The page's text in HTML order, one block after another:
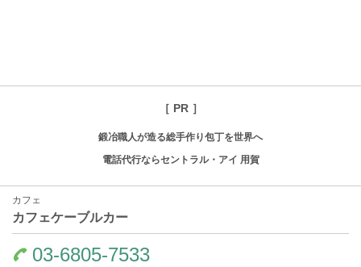
［ PR ］
鍛冶職人が造る総手作り包丁を世界へ
電話代行ならセントラル・アイ 用賀
カフェ
カフェケーブルカー
03-6805-7533